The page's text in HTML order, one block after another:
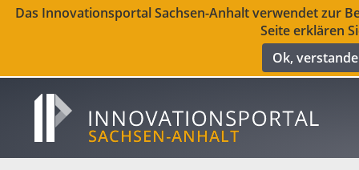
Das Innovationsportal Sachsen-Anhalt verwendet zur
Seite erklären
Ok,